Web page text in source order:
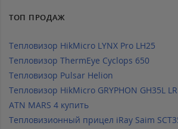
ТОП ПРОДАЖ
Тепловизор HikMicro LYNX Pro LH25
Тепловизор ThermEye Cyclops 650
Тепловизор Pulsar Helion
Тепловизор HikMicro GRYPHON GH35L
ATN MARS 4 купить
Тепловизионный прицел iRay Saim